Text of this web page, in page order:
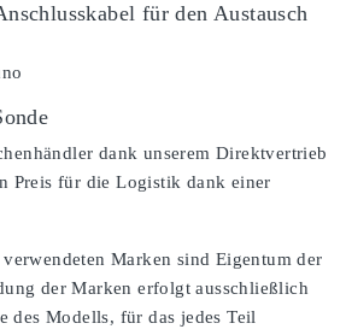
für den Austausch
dank unserem Direktvertrieb
Preis für die Logistik dank einer
Marken sind Eigentum der
der Marken erfolgt ausschließlich
des Modells, für das jedes Teil